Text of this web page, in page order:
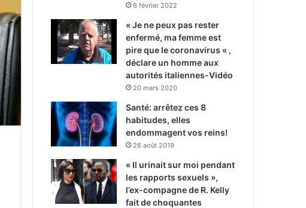
6 février 2022
« Je ne peux pas rester
enfermé, ma femme est
pire que le coronavirus « ,
déclare un homme aux
autorités italiennes-Vidéo
20 mars 2020
Santé: arrêtez ces 8
habitudes, elles
endommagent vos reins!
26 août 2019
« Il urinait sur moi pendant
les rapports sexuels »,
l’ex-compagne de R. Kelly
fait de choquantes